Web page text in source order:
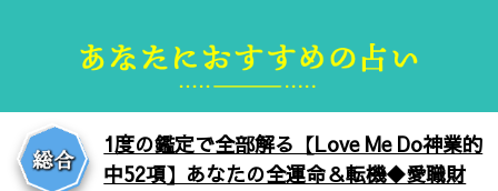
1度の鑑定で全部解る【Love Me Do神業的
中52項】あなたの全運命＆転機◆愛職財